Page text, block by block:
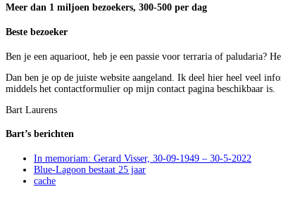
Meer dan 1 miljoen bezoekers, 300-500 per dag
Beste bezoeker
Ben je een aquarioot, heb je een passie voor terraria of paludaria?
Dan ben je op de juiste website aangeland. Ik deel hier heel veel
middels het contactformulier op mijn contact pagina beschikbaar is.
Bart Laurens
Bart’s berichten
In memoriam: Gerard Visser, 30-09-1949 – 30-5-2022
Blue-Lagoon bestaat 25 jaar
cache